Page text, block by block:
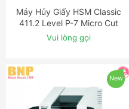
ĐẶT NGAY
Máy Hủy Giấy HSM Classic
411.2 Level P-7 Micro Cut
Shredder with Auto-Oiler
Vui lòng gọi
New